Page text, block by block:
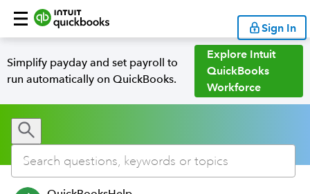
Sign In
Simplify payday and set payroll to
run automatically on QuickBooks.
Explore Intuit
QuickBooks
Workforce